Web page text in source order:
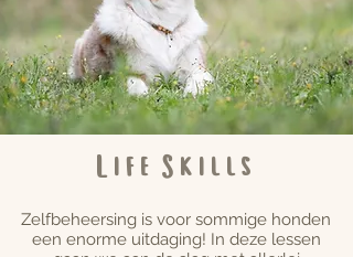
Life Skills
Zelfbeheersing is voor sommige honden
een enorme uitdaging! In deze lessen